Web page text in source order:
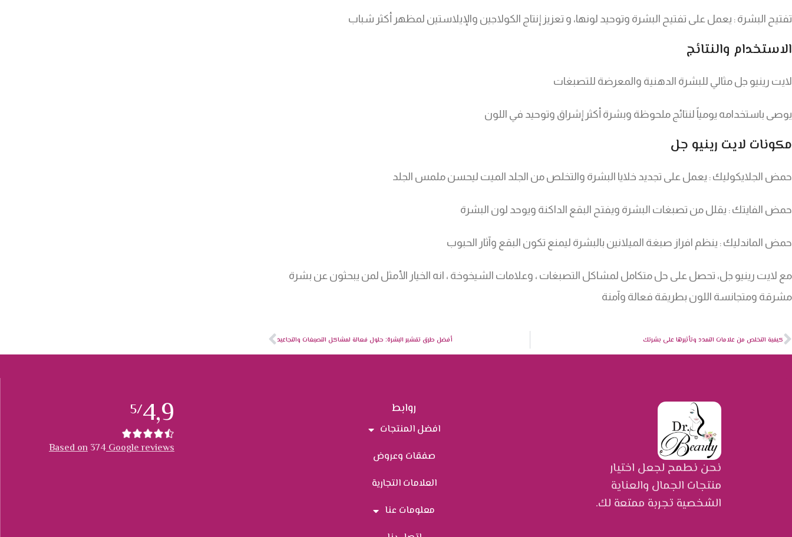
تفتيح البشرة : يعمل على تفتيح البشرة وتوحيد لونها، و تعزيز إنتاج الكولاجين والإيلاستين لمظهر أكثر شباب
الاستخدام والنتائج
لايت رينيو جل مثالي للبشرة الدهنية والمعرضة للتصبغات
يوصى باستخدامه يومياً لنتائج ملحوظة وبشرة أكثر إشراق وتوحيد في اللون
مكونات لايت رينيو جل
حمض الجلايكوليك : يعمل على تجديد خلايا البشرة والتخلص من الجلد الميت ليحسن ملمس الجلد
حمض الفايتك : يقلل من تصبغات البشرة ويفتح البقع الداكنة ويوحد لون البشرة
حمض الماندليك : ينظم افراز صبغة الميلانين بالبشرة ليمنع تكون البقع وآثار الحبوب
مع لايت رينيو جل، تحصل على حل متكامل لمشاكل التصبغات ، وعلامات الشيخوخة ، انه الخيار الأمثل لمن يبحثون عن بشرة
مشرقة ومتجانسة اللون بطريقة فعالة وآمنة
كيفية التخلص من علامات التمدد وتأثيرها على بشرتك أفضل طرق تقشير البشرة: حلول فعالة لمشاكل التصبغات والتجاعيد
نحن نطمح لجعل اختيار
منتجات الجمال والعناية
الشخصية تجربة ممتعة لك.
روابط
افضل المنتجات
صفقات وعروض
العلامات التجارية
معلومات عنا
4,9
/5
Based on 374Google reviews